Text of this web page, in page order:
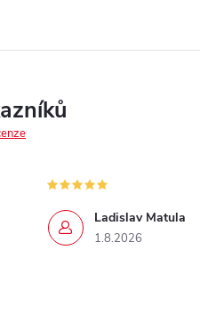
Ladislav Matula
1.8.2026